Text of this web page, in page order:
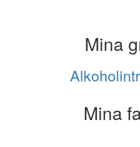
Mina
Mina